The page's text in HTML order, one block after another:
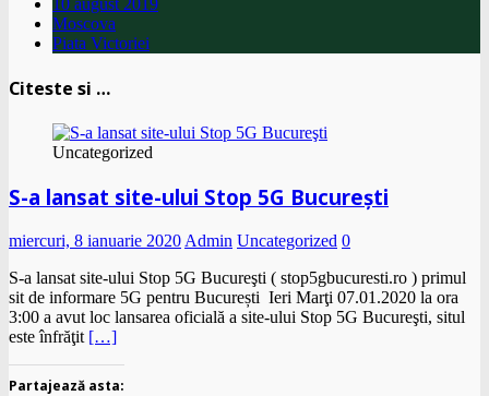
Moscova
Piata Victoriei
Citeste si …
Uncategorized
S-a lansat site-ului Stop 5G Bucureşti
miercuri, 8 ianuarie 2020 Admin Uncategorized 0
S-a lansat site-ului Stop 5G Bucureşti ( stop5gbucuresti.ro ) primul
sit de informare 5G pentru București Ieri Marţi 07.01.2020 la ora
3:00 a avut loc lansarea oficială a site-ului Stop 5G Bucureşti, situl
este înfrăţit […]
Partajează asta: